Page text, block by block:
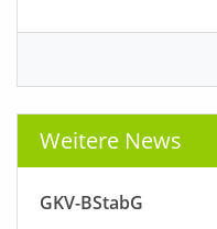
Weitere News
GKV-BStabG